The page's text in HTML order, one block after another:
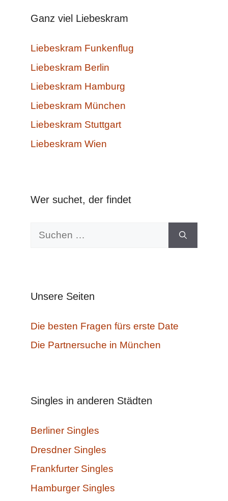
Ganz viel Liebeskram
Liebeskram Funkenflug
Liebeskram Berlin
Liebeskram Hamburg
Liebeskram München
Liebeskram Stuttgart
Liebeskram Wien
Wer suchet, der findet
Suchen
Unsere Seiten
Die besten Fragen fürs erste Date
Die Partnersuche in München
Singles in anderen Städten
Berliner Singles
Dresdner Singles
Frankfurter Singles
Hamburger Singles